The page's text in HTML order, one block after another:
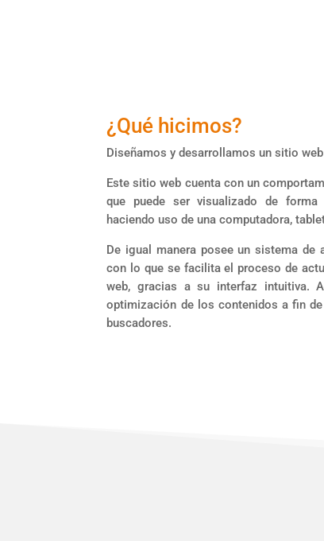
¿Qué hicimos?
Diseñamos y desarrollamos un sitio
Este sitio web cuenta con un
que puede ser visualizado de
haciendo uso de una computadora,
De igual manera posee un sistema de
con lo que se facilita el proceso de
web, gracias a su interfaz intuitiva.
optimización de los contenidos a fin
buscadores.